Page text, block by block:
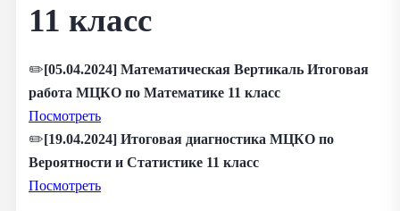
11 класс
✏️[05.04.2024] Математическая Вертикаль Итоговая
работа МЦКО по Математике 11 класс
Посмотреть
✏️[19.04.2024] Итоговая диагностика МЦКО по
Вероятности и Статистике 11 класс
Посмотреть